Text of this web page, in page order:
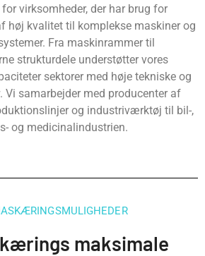
virksomheder, der har brug for
høj kvalitet til komplekse maskiner og
Fra maskinrammer til
strukturdele understøtter vores
sektorer med høje tekniske og
Vi samarbejder med producenter af
og industriværktøj til bil-,
og medicinalindustrien.
maksimale